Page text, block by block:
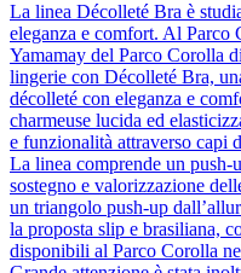
La linea Décolleté Bra è
eleganza e comfort. Al
Yamamay del Parco Corolla
lingerie con Décolleté Bra,
décolleté con eleganza e
charmeuse lucida ed
e funzionalità attraverso capi
La linea comprende un push-
sostegno e valorizzazione
un triangolo push-up
la proposta slip e brasiliana,
disponibili al Parco Corolla